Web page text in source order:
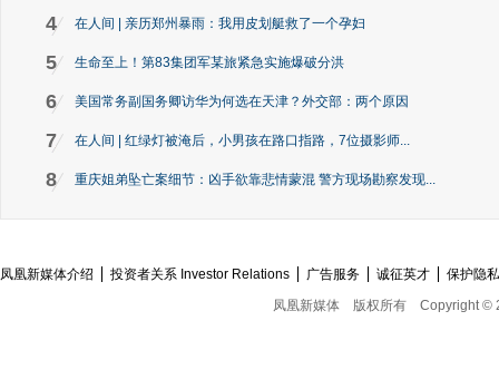
4 在人间 | 亲历郑州暴雨：我用皮划艇救了一个孕妇
5 生命至上！第83集团军某旅紧急实施爆破分洪
6 美国常务副国务卿访华为何选在天津？外交部：两个原因
7 在人间 | 红绿灯被淹后，小男孩在路口指路，7位摄影师...
8 重庆姐弟坠亡案细节：凶手欲靠悲情蒙混 警方现场勘察发现...
凤凰新媒体介绍 投资者关系 Investor Relations 广告服务 诚征英才
保护隐
凤凰新媒体
版权所有 Copyright ©